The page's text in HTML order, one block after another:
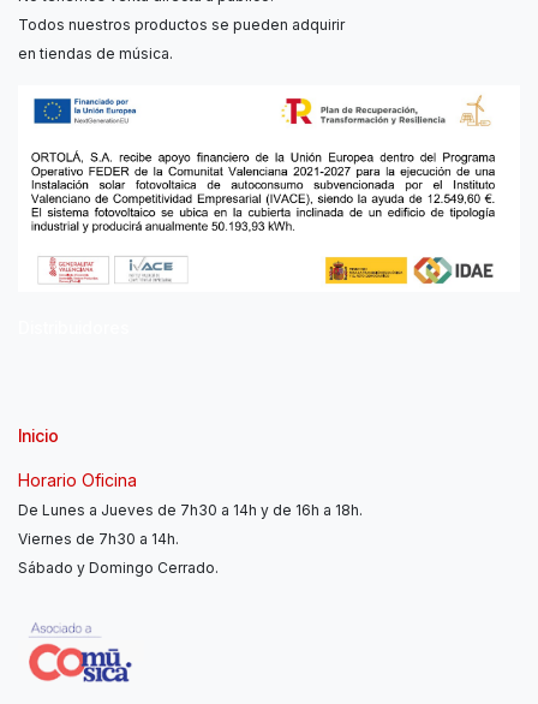
Todos nuestros productos se pueden adquirir
en tiendas de música.
Inicio
Horario Oficina
De Lunes a Jueves de 7h30 a 14h y de 16h a 18h.
Viernes de 7h30 a 14h.
Sábado y Domingo Cerrado.